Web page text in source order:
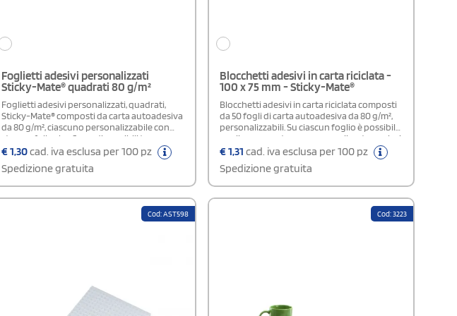
Foglietti adesivi personalizzati
Sticky-Mate® quadrati 80 g/m²
Foglietti adesivi personalizzati, quadrati,
Sticky-Mate® composti da carta autoadesiva
da 80 g/m², ciascuno personalizzabile con
stampa full color. Sono disponibili tre
varianti di quantità: 25, 50 e 100 fogli, con la
possibilità di scegliere una sola opzione per
ogni ordine.
€1,30cad. iva esclusa per 100 pz
Spedizione gratuita
Blocchetti adesivi in carta riciclata -
100 x 75 mm - Sticky-Mate®
Blocchetti adesivi in carta riciclata composti
da 50 fogli di carta autoadesiva da 80 g/m²,
personalizzabili. Su ciascun foglio è possibile
applicare una stampa personalizzata a colori.
Sono disponibili tre varianti di quantità: 25,
50 e 100 fogli, con la possibilità di scegliere
una sola opzione per ogni ordine.
€1,31 cad. iva esclusa per 100 pz
Spedizione gratuita
Cod: AST598 Cod: 3223